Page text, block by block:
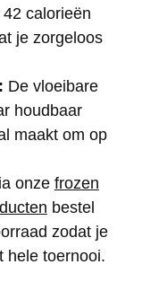
calorieën
je zorgeloos
De vloeibare
houdbaar
maakt om op
onze frozen
bestel
zodat je
hele toernooi.